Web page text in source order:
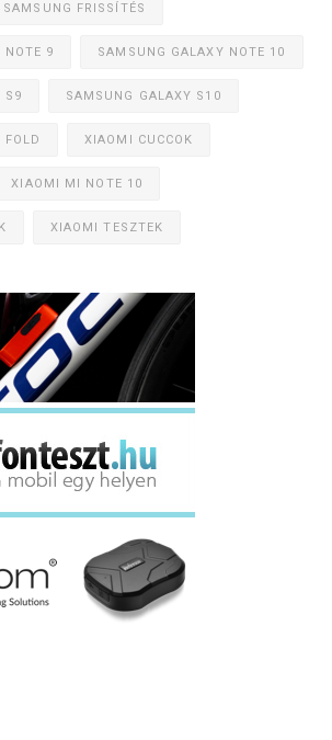
SAMSUNG FRISSÍTÉS
NOTE 9 SAMSUNG GALAXY NOTE 10
S9 SAMSUNG GALAXY S10
FOLD XIAOMI CUCCOK
XIAOMI MI NOTE 10
XIAOMI TESZTEK